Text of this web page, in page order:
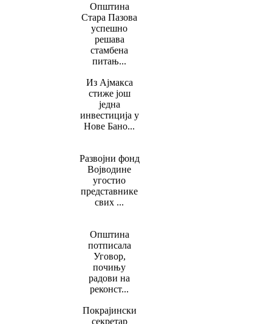
Општина
Стара Пазова
успешно
решава
стамбена
питањ...
Из Ајмакса
стиже још
једна
инвестиција у
Нове Бано...
Развојни фонд
Војводине
угостио
представнике
свих ...
Oпштина
потписала
Уговор,
почињу
радови на
реконст...
Покрајински
секретар